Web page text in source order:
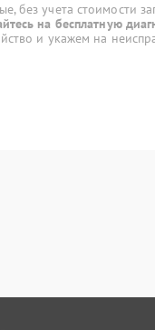
без учета стоимости
на бесплатную
и укажем на